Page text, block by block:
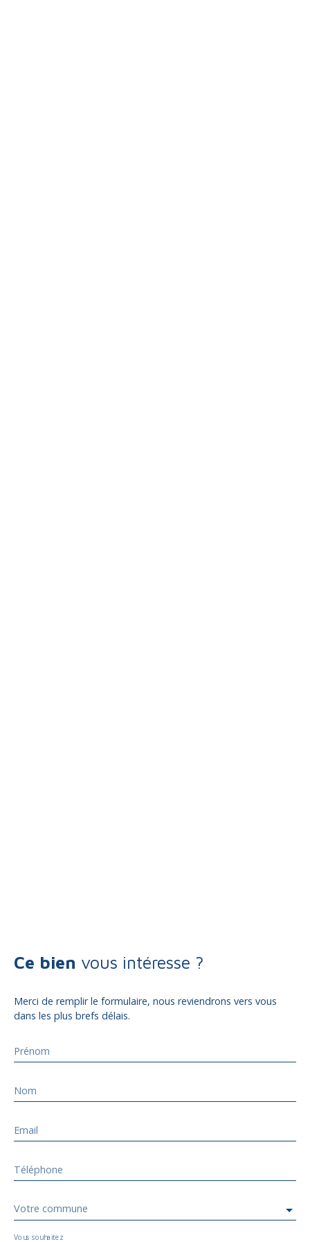
Ce bien vous intéresse ?
Merci de remplir le formulaire, nous reviendrons vers vous
dans les plus brefs délais.
Prénom
Nom
Email
Téléphone
Votre commune
Vous souhaitez